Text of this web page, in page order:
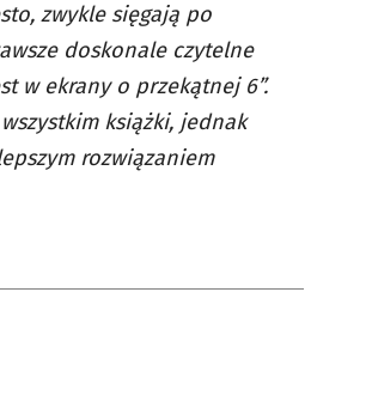
zwykle sięgają po
doskonale czytelne
w ekrany o przekątnej 6”.
książki, jednak
rozwiązaniem